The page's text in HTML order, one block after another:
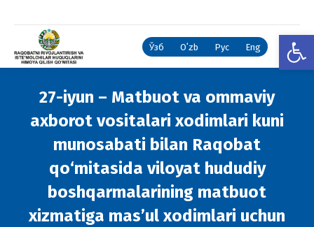
Ўзб Oʻzb Рус Eng
27-iyun – Matbuot va ommaviy
axborot vositalari xodimlari kuni
munosabati bilan Raqobat
qo‘mitasida viloyat hududiy
boshqarmalarining matbuot
xizmatiga mas’ul xodimlari uchun